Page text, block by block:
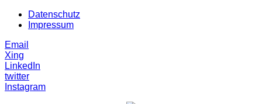
Datenschutz
Impressum
Email
Xing
LinkedIn
twitter
Instagram